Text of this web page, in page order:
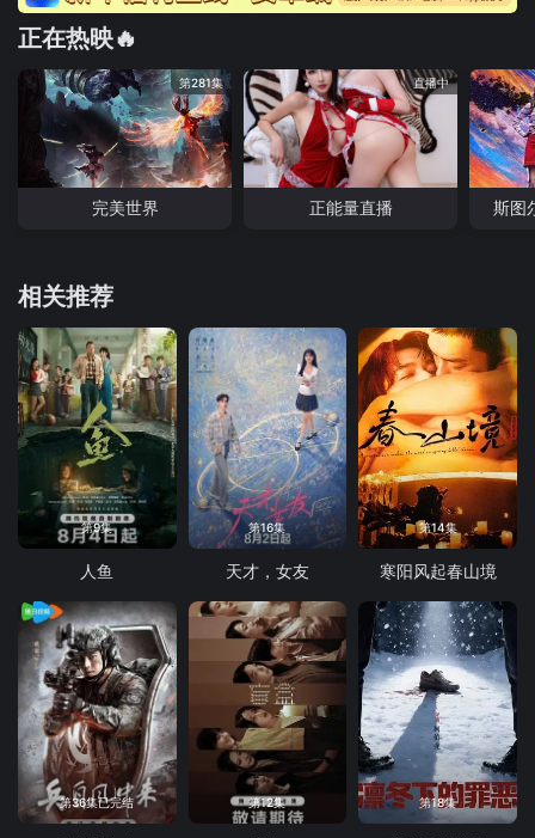
正在热映🔥
第281集
完美世界
直播中
正能量直播 斯图
相关推荐
第9集
人鱼
第16集
天才，女友
第14集
寒阳风起春山境
第36集已完结 第12集 第18集